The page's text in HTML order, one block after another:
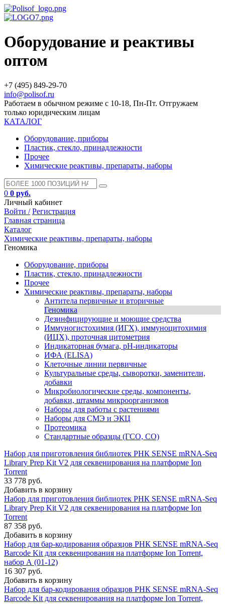
Оборудование и реактивы
оптом
+7 (495) 849-29-70
info@polisof.ru
Работаем в обычном режиме с 10-18, Пн-Пт. Отгружаем
только юридическим лицам
КАТАЛОГ
Оборудование, приборы
Пластик, стекло, принадлежности
Прочее
Химические реактивы, препараты, наборы
0 0 руб.
Личный кабинет
Войти / Регистрация
Главная страница
Каталог
Химические реактивы, препараты, наборы
Геномика
Оборудование, приборы
Пластик, стекло, принадлежности
Прочее
Химические реактивы, препараты, наборы
Антитела первичные и вторичные
Геномика
Дезинфицирующие и моющие средства
Иммуногистохимия (ИГХ), иммуноцитохимия
(ИЦХ), проточная цитометрия
Индикаторная бумага, рН-индикаторы
ИФА (ELISA)
Клеточные линии первичные
Культуральные среды, сыворотки, заменители,
добавки
Микробиологические среды, компоненты,
добавки, штаммы микроорганизмов
Наборы для работы с растениями
Наборы для СМЭ и ЭКЦ
Протеомика
Стандартные образцы (ГСО, CO)
Набор для приготовления библиотек РНК SENSE mRNA-Seq
Library Prep Kit V2 для секвенирования на платформе Ion
Torrent
33 778 руб.
Добавить в корзину
Набор для приготовления библиотек РНК SENSE mRNA-Seq
Library Prep Kit V2 для секвенирования на платформе Ion
Torrent
87 358 руб.
Добавить в корзину
Набор для бар-кодирования образцов РНК SENSE mRNA-Seq
Barcode Kit для секвенирования на платформе Ion Torrent,
набор А (01-12)
16 307 руб.
Добавить в корзину
Набор для бар-кодирования образцов РНК SENSE mRNA-Seq
Barcode Kit для секвенирования на платформе Ion Torrent,